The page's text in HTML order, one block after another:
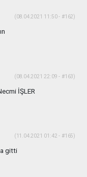
(08.04.2021 11:50 - #162)
(08.04.2021 22:09 - #163)
İŞLER
(11.04.2021 01:42 - #165)
gitti